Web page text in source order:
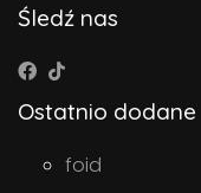
Śledź nas
Ostatnio dodane
foid